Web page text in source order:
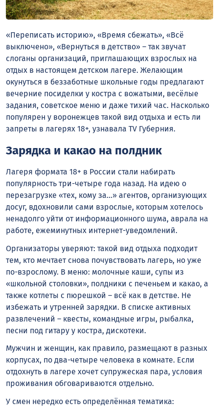
«Переписать историю», «Время сбежать», «Всё
выключено», «Вернуться в детство» – так звучат
слоганы организаций, приглашающих взрослых на
отдых в настоящем детском лагере. Желающим
окунуться в беззаботные школьные годы предлагают
вечерние посиделки у костра с вожатыми, весёлые
задания, советское меню и даже тихий час. Насколько
популярен у воронежцев такой вид отдыха и есть ли
запреты в лагерях 18+, узнавала TV Губерния.
Зарядка и какао на полдник
Лагеря формата 18+ в России стали набирать
популярность три-четыре года назад. На идею о
перезагрузке «тех, кому за…» агентов, организующих
досуг, вдохновили сами взрослые, которым хотелось
ненадолго уйти от информационного шума, аврала на
работе, ежеминутных интернет-уведомлений.
Организаторы уверяют: такой вид отдыха подходит
тем, кто мечтает снова почувствовать лагерь, но уже
по-взрослому. В меню: молочные каши, супы из
«школьной столовки», полдники с печеньем и какао, а
также котлеты с пюрешкой – всё как в детстве. Не
избежать и утренней зарядки. В списке активных
развлечений – квесты, командные игры, рыбалка,
песни под гитару у костра, дискотеки.
Мужчин и женщин, как правило, размещают в разных
корпусах, по два-четыре человека в комнате. Если
отдохнуть в лагере хочет супружеская пара, условия
проживания обговариваются отдельно.
У смен нередко есть определённая тематика: